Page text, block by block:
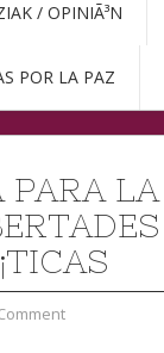
/ OPINIÃ³N
POR LA PAZ